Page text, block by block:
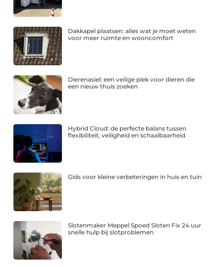
Dakkapel plaatsen: alles wat je moet weten
voor meer ruimte en wooncomfort
Dierenasiel: een veilige plek voor dieren die
een nieuw thuis zoeken
Hybrid Cloud: de perfecte balans tussen
flexibiliteit, veiligheid en schaalbaarheid
Gids voor kleine verbeteringen in huis en tuin
Slotenmaker Meppel Spoed Sloten Fix 24 uur
snelle hulp bij slotproblemen